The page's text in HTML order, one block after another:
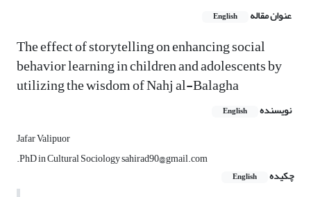
عنوان مقاله English
The effect of storytelling on enhancing social
behavior learning in children and adolescents by
utilizing the wisdom of Nahj al-Balagha
نویسنده English
Jafar Valipuor
.PhD in Cultural Sociology sahirad90@gmail.com
چکیده
English